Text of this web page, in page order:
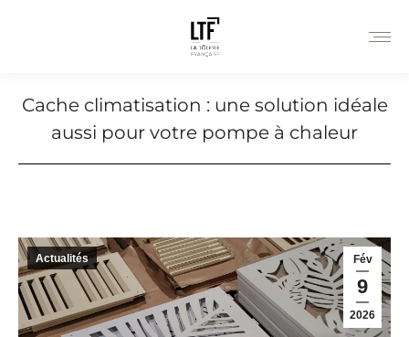
Cache climatisation : une solution idéale
aussi pour votre pompe à chaleur
Fév
9
2026
Actualités